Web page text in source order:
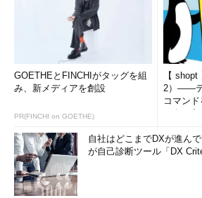
GOETHEとFINCHIがタッグを組
み、新メディアを創設
PR(FINCHI on GOETHE)
【
2）――デ
コマン
自社はどこまでDXが進ん
が自己診断ツール「DX